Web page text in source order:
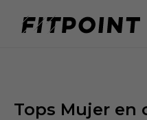
Tops Mujer en